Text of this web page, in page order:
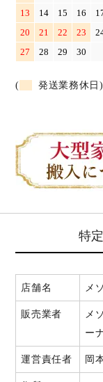
13
14 15 16
20
21 22 23
27
28 29 30
( 発送業務休日)
特
店舗名 メ
販売業者
メ
ー
運営責任者 岡